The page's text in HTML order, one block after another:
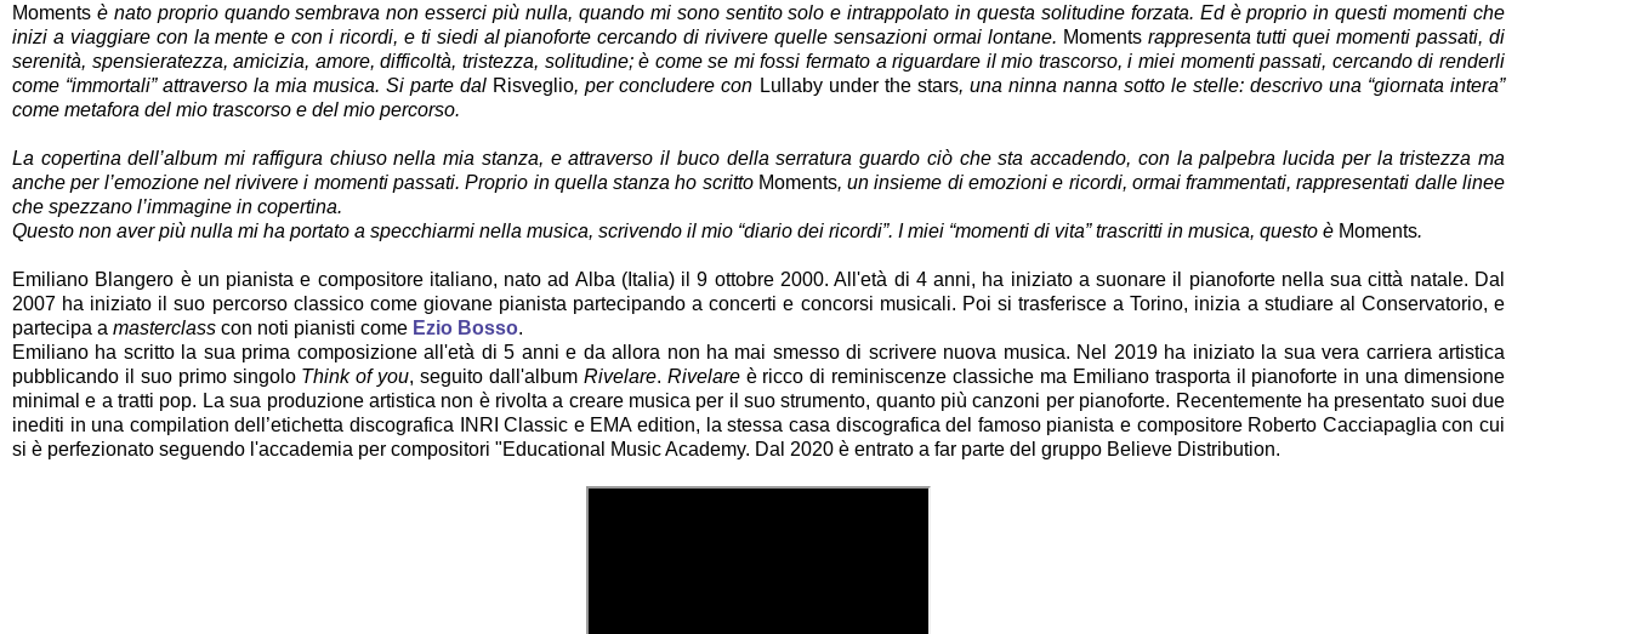
Moments è nato proprio quando sembrava non esserci più nulla, quando mi sono sentito solo e intrappolato in questa solitudine forzata. Ed è proprio in questi momenti che
inizi a viaggiare con la mente e con i ricordi, e ti siedi al pianoforte cercando di rivivere quelle sensazioni ormai lontane. Momentsrappresenta tutti quei momenti passati, di
serenità, spensieratezza, amicizia, amore, difficoltà, tristezza, solitudine; è come se mi fossi fermato a riguardare il mio trascorso, i miei momenti passati, cercando di renderli
come “immortali” attraverso la mia musica. Si parte dal Risveglio, per concludere con Lullaby under the stars, una ninna nanna sotto le stelle: descrivo una “giornata intera”
come metafora del mio trascorso e del mio percorso.
La copertina dell’album mi raffigura chiuso nella mia stanza, e attraverso il buco della serratura guardo ciò che sta accadendo, con la palpebra lucida per la tristezza ma
anche per l’emozione nel rivivere i momenti passati. Proprio in quella stanza ho scritto Moments, un insieme di emozioni e ricordi, ormai frammentati, rappresentati dalle linee
che spezzano l’immagine in copertina.
Questo non aver più nulla mi ha portato a specchiarmi nella musica, scrivendo il mio “diario dei ricordi”. I miei “momenti di vita” trascritti in musica, questo è Moments.
Emiliano Blangero è un pianista e compositore italiano, nato ad Alba (Italia) il 9 ottobre 2000. All'età di 4 anni, ha iniziato a suonare il pianoforte nella sua città natale. Dal
2007 ha iniziato il suo percorso classico come giovane pianista partecipando a concerti e concorsi musicali. Poi si trasferisce a Torino, inizia a studiare al Conservatorio, e
partecipa a masterclass con noti pianisti come Ezio Bosso.
Emiliano ha scritto la sua prima composizione all'età di 5 anni e da allora non ha mai smesso di scrivere nuova musica. Nel 2019 ha iniziato la sua vera carriera artistica
pubblicando il suo primo singolo Think of you, seguito dall'album Rivelare. Rivelareè ricco di reminiscenze classiche ma Emiliano trasporta il pianoforte in una dimensione
minimal e a tratti pop. La sua produzione artistica non è rivolta a creare musica per il suo strumento, quanto più canzoni per pianoforte. Recentemente ha presentato suoi due
inediti in una compilation dell’etichetta discografica INRI Classic e EMA edition, la stessa casa discografica del famoso pianista e compositore Roberto Cacciapaglia con cui
si è perfezionato seguendo l'accademia per compositori "Educational Music Academy. Dal 2020 è entrato a far parte del gruppo Believe Distribution.